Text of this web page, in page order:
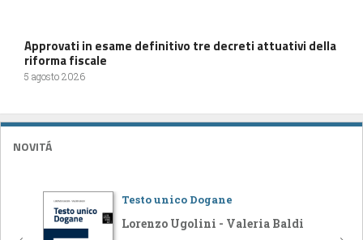
Approvati in esame definitivo tre decreti attuativi della
riforma fiscale
5 agosto 2026
NOVITÁ
Testo unico Dogane
Lorenzo Ugolini - Valeria Baldi